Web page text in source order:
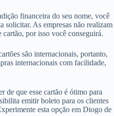
financeira do seu nome, você
solicitar. As empresas não realizam
cartão, por isso você conseguirá.
são internacionais, portanto,
internacionais com facilidade,
de que esse cartão é ótimo para
emitir boleto para os clientes
esta opção em Diogo de